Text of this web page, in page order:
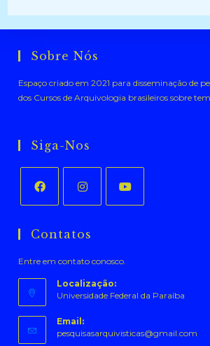
Sobre Nós
Espaço criado em 2021 para disseminação de
dos Cursos de Arquivologia brasileiros sobre
Siga-Nos
em
nova
aba
em
nova
aba
nova
aba
Contatos
Entre em contato conosco.
Localização:
Universidade Federal da Paraíba
Email:
pesquisasarquivisticas@gmail.com